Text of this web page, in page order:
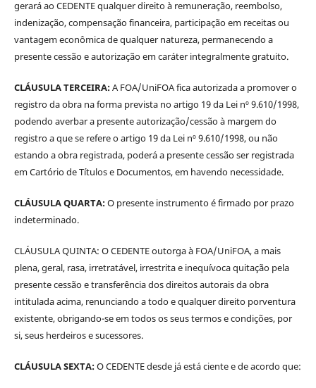
gerará ao CEDENTE qualquer direito à remuneração, reembolso,
indenização, compensação financeira, participação em receitas ou
vantagem econômica de qualquer natureza, permanecendo a
presente cessão e autorização em caráter integralmente gratuito.
CLÁUSULA TERCEIRA:A FOA/UniFOA fica autorizada a promover o
registro da obra na forma prevista no artigo 19 da Lei nº 9.610/1998,
podendo averbar a presente autorização/cessão à margem do
registro a que se refere o artigo 19 da Lei nº 9.610/1998, ou não
estando a obra registrada, poderá a presente cessão ser registrada
em Cartório de Títulos e Documentos, em havendo necessidade.
CLÁUSULA QUARTA:O presente instrumento é firmado por prazo
indeterminado.
CLÁUSULA QUINTA: O CEDENTE outorga à FOA/UniFOA, a mais
plena, geral, rasa, irretratável, irrestrita e inequívoca quitação pela
presente cessão e transferência dos direitos autorais da obra
intitulada acima, renunciando a todo e qualquer direito porventura
existente, obrigando-se em todos os seus termos e condições, por
si, seus herdeiros e sucessores.
CLÁUSULA SEXTA:O CEDENTE desde já está ciente e de acordo que: